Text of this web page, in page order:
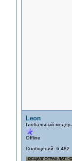
Leon
Глобальный
Offline
Сообщений: 6,482